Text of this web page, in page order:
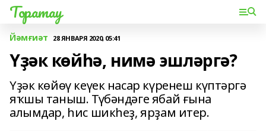
Торатау
Йәмғиәт 28 ЯНВАРЯ 2020, 05:41
Үҙәк көйһә, нимә эшләргә?
Үҙәк көйөү кеүек насар күренеш күптәргә
яҡшы таныш. Түбәндәге ябай ғына
алымдар, һис шикһеҙ, ярҙам итер.